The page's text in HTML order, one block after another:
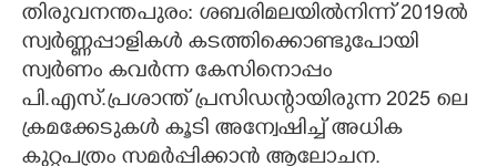
CARTOONS
LITERATURE
തിരുവനന്തപുരം: ശബരിമലയിൽനിന്ന് 2019ൽ
സ്വർണ്ണപ്പാളികൾ കടത്തിക്കൊണ്ടുപോയി
സ്വർണം കവർന്ന കേസിനൊപ്പം
പി.എസ്.പ്രശാന്ത് പ്രസിഡന്റായിരുന്ന 2025 ലെ
ക്രമക്കേടുകൾ കൂടി അന്വേഷിച്ച് അധിക
കുറ്റപത്രം സമർപ്പിക്കാൻ ആലോചന.